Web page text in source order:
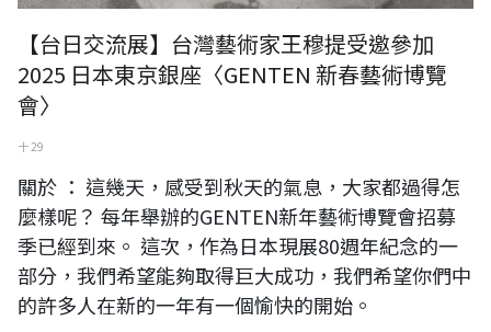
【台日交流展】台灣藝術家王穆提受邀參加
2025 日本東京銀座〈GENTEN 新春藝術博覽
會〉
十 29
關於 ： 這幾天，感受到秋天的氣息，大家都過得怎
麼樣呢？ 每年舉辦的GENTEN新年藝術博覽會招募
季已經到來。 這次，作為日本現展80週年紀念的一
部分，我們希望能夠取得巨大成功，我們希望你們中
的許多人在新的一年有一個愉快的開始。